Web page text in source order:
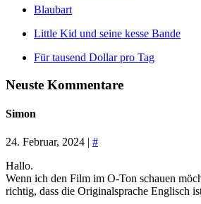
Blaubart
Little Kid und seine kesse Bande
Für tausend Dollar pro Tag
Neuste Kommentare
Simon
24. Februar, 2024 | #
Hallo.
Wenn ich den Film im O-Ton schauen
richtig, dass die Originalsprache Englisch